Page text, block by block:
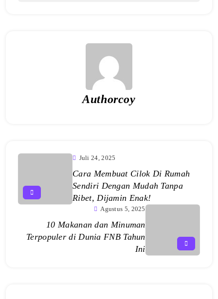
Authorcoy
Juli 24, 2025
Cara Membuat Cilok Di Rumah
Sendiri Dengan Mudah Tanpa
Ribet, Dijamin Enak!
Agustus 5, 2025
10 Makanan dan Minuman
Terpopuler di Dunia FNB Tahun
Ini